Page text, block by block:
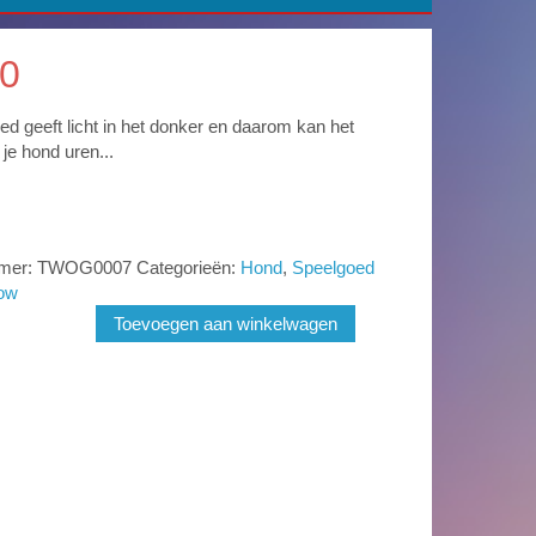
geeft licht in het donker en daarom kan het
hond uren...
TWOG0007 Categorieën: Hond, Speelgoed
Toevoegen aan winkelwagen